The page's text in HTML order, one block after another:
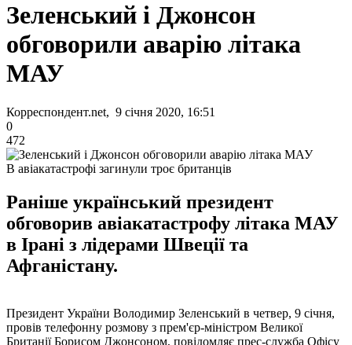
Зеленський і Джонсон
обговорили аварію літака
МАУ
Корреспондент.net, 9 січня 2020, 16:51
0
472
В авіакатастрофі загинули троє британців
Раніше український президент
обговорив авіакатастрофу літака МАУ
в Ірані з лідерами Швеції та
Афганістану.
Президент України Володимир Зеленський в четвер, 9 січня,
провів телефонну розмову з прем'єр-міністром Великої
Британії Борисом Джонсоном, повідомляє прес-служба Офісу